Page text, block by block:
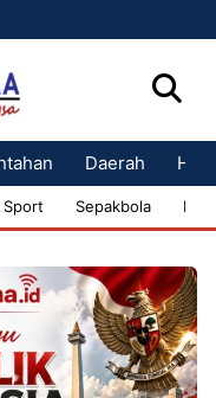
Daerah
Sport Sepakbola